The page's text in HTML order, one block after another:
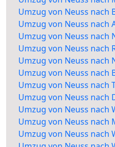
Umzug von Neuss nach
Umzug von Neuss nach
Umzug von Neuss nach
Umzug von Neuss nach
Umzug von Neuss nach
Umzug von Neuss nach
Umzug von Neuss nach
Umzug von Neuss nach
Umzug von Neuss nach
Umzug von Neuss nach
Umzug von Neuss nach